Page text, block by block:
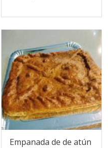
Empanada de de atún